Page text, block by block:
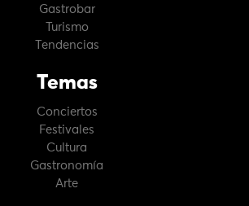
Gastrobar
Turismo
Tendencias
Temas
Conciertos
Festivales
Cultura
Gastronomía
Arte